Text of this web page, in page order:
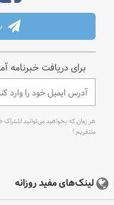
برای دریافت خبرنامه
هر زمان که بخواهید می‌توانید
متنفریم !
لینک‌های مفید روزانه